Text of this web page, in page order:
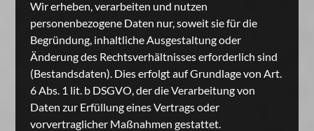
Wir erheben, verarbeiten und nutzen
personenbezogene Daten nur, soweit sie für die
Begründung, inhaltliche Ausgestaltung oder
Änderung des Rechtsverhältnisses erforderlich sind
(Bestandsdaten). Dies erfolgt auf Grundlage von Art.
6 Abs. 1 lit. b DSGVO, der die Verarbeitung von
Daten zur Erfüllung eines Vertrags oder
vorvertraglicher Maßnahmen gestattet.